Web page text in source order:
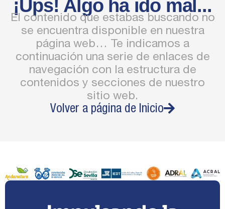
¡Ups! Algo ha ido mal...
El contenido que estabas buscando no
se encuentra disponible en nuestra
página web… Te indicamos a
continuación una serie de enlaces de
navegación con la estructura de
contenidos y secciones de nuestro
sitio web.
Volver a página de Inicio